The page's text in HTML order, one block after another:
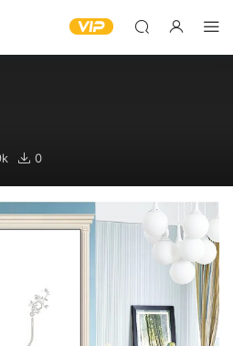
0